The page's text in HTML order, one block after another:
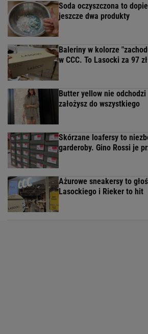
Soda oczyszczona to
jeszcze dwa produkty
Baleriny w kolorze
w CCC. To Lasocki za 97 zł
Butter yellow nie
założysz do wszystkiego
Skórzane loafersy to
garderoby. Gino Rossi je
Ażurowe sneakersy to
Lasockiego i Rieker to hit